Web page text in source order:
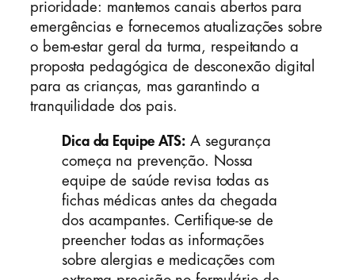
prioridade: mantemos canais abertos para
emergências e fornecemos atualizações sobre
o bem-estar geral da turma, respeitando a
proposta pedagógica de desconexão digital
para as crianças, mas garantindo a
tranquilidade dos pais.
Dica da Equipe ATS: A segurança
começa na prevenção. Nossa
equipe de saúde revisa todas as
fichas médicas antes da chegada
dos acampantes. Certifique-se de
preencher todas as informações
sobre alergias e medicações com